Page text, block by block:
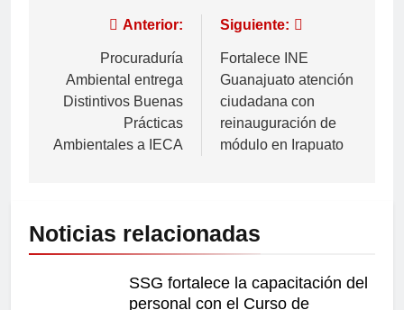
Anterior:
Procuraduría
Ambiental entrega
Distintivos Buenas
Prácticas
Ambientales a IECA
Siguiente:
Fortalece INE
Guanajuato atención
ciudadana con
reinauguración de
módulo en Irapuato
Noticias relacionadas
SSG fortalece la capacitación del
personal con el Curso de